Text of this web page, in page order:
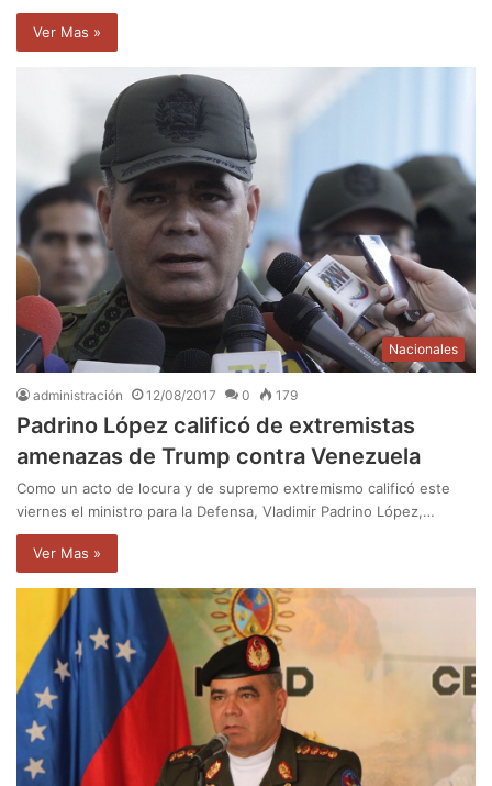
Ver Mas »
Nacionales
administración 12/08/2017 0 179
Padrino López calificó de extremistas
amenazas de Trump contra Venezuela
Como un acto de locura y de supremo extremismo calificó este
viernes el ministro para la Defensa, Vladimir Padrino López,…
Ver Mas »